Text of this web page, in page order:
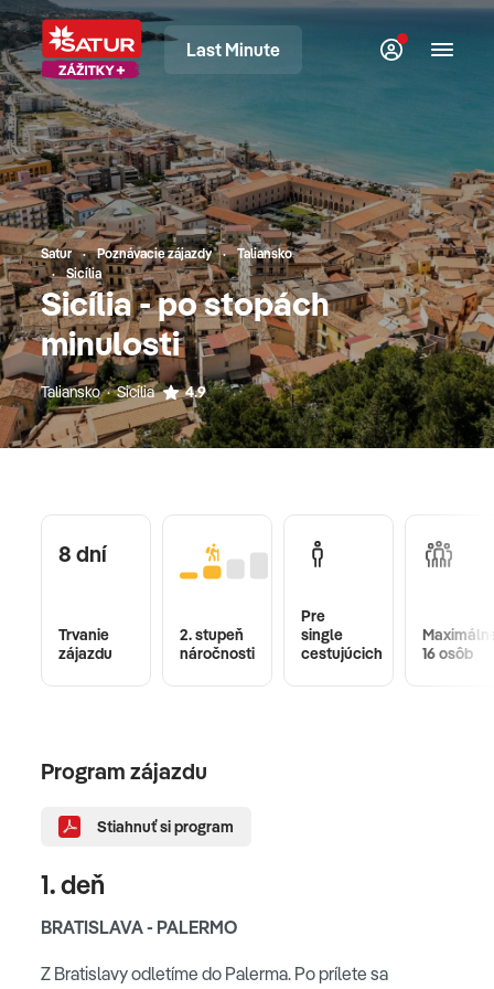
Last Minute
Satur Poznávacie zájazdy
Taliansko
Sicília
Sicília - po stopách
minulosti
Taliansko · Sicília 4.9
8 dní
Trvanie
zájazdu
2. stupeň
náročnosti
Pre
single
cestujúcich
16 osôb
Program zájazdu
Stiahnuť si program
1. deň
BRATISLAVA - PALERMO
Z Bratislavy odletíme do Palerma. Po prílete sa